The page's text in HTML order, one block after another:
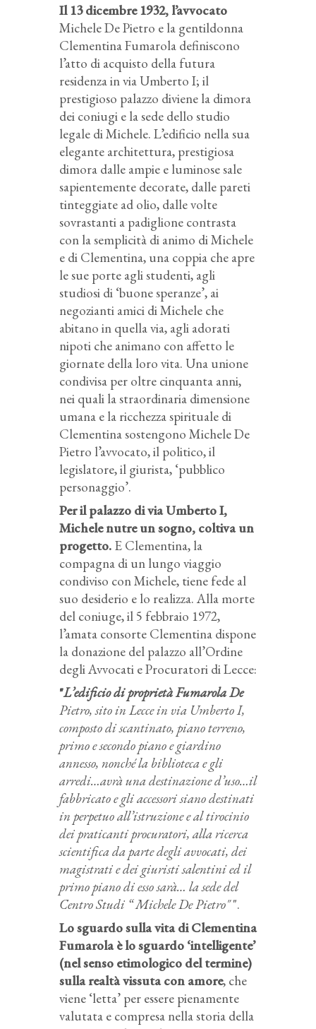
Il 13 dicembre 1932, l’avvocato
Michele De Pietro e la gentildonna
Clementina Fumarola definiscono
l’atto di acquisto della futura
residenza in via Umberto I; il
prestigioso palazzo diviene la dimora
dei coniugi e la sede dello studio
legale di Michele. L’edificio nella sua
elegante architettura, prestigiosa
dimora dalle ampie e luminose sale
sapientemente decorate, dalle pareti
tinteggiate ad olio, dalle volte
sovrastanti a padiglione contrasta
con la semplicità di animo di Michele
e di Clementina, una coppia che apre
le sue porte agli studenti, agli
studiosi di ‘buone speranze’, ai
negozianti amici di Michele che
abitano in quella via, agli adorati
nipoti che animano con affetto le
giornate della loro vita. Una unione
condivisa per oltre cinquanta anni,
nei quali la straordinaria dimensione
umana e la ricchezza spirituale di
Clementina sostengono Michele De
Pietro l’avvocato, il politico, il
legislatore, il giurista, ‘pubblico
personaggio’.
Per il palazzo di via Umberto I,
Michele nutre un sogno, coltiva un
progetto. E Clementina, la
compagna di un lungo viaggio
condiviso con Michele, tiene fede al
suo desiderio e lo realizza. Alla morte
del coniuge, il 5 febbraio 1972,
l’amata consorte Clementina dispone
la donazione del palazzo all’Ordine
degli Avvocati e Procuratori di Lecce:
"L’edificio di proprietà Fumarola De
Pietro, sito in Lecce in via Umberto I,
composto di scantinato, piano terreno,
primo e secondo piano e giardino
annesso, nonché la biblioteca e gli
arredi…avrà una destinazione d’uso…il
fabbricato e gli accessori siano destinati
in perpetuo all’istruzione e al tirocinio
dei praticanti procuratori, alla ricerca
scientifica da parte degli avvocati, dei
magistrati e dei giuristi salentini ed il
primo piano di esso sarà… la sede del
Centro Studi “ Michele De Pietro"".
Lo sguardo sulla vita di Clementina
Fumarola è lo sguardo ‘intelligente’
(nel senso etimologico del termine)
sulla realtà vissuta con amore, che
viene ‘letta’ per essere pienamente
valutata e compresa nella storia della